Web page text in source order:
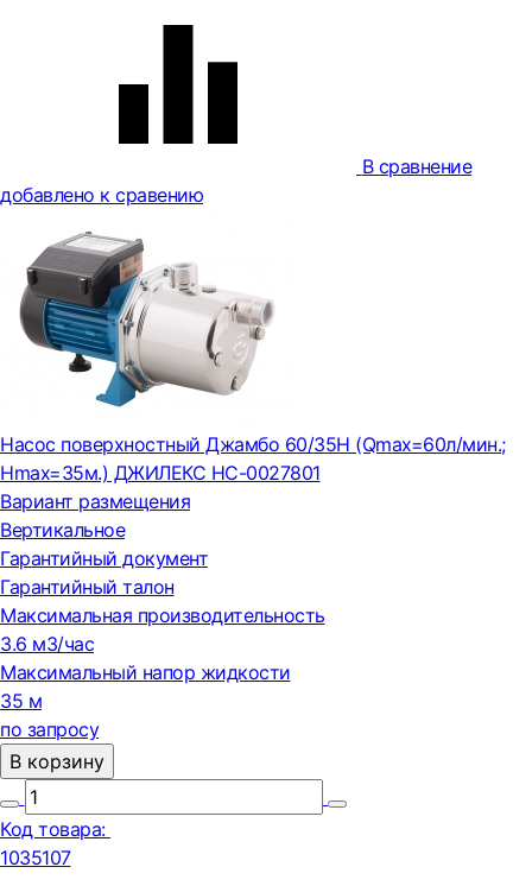
В сравнение
добавлено к сравению
Насос поверхностный Джамбо 60/35Н (Qmax=60л/мин.;
Нmax=35м.) ДЖИЛЕКС НС-0027801
Вариант размещения
Вертикальное
Гарантийный документ
Гарантийный талон
Максимальная производительность
3.6 м3/час
Максимальный напор жидкости
35 м
по запросу
В корзину
Код товара:
1035107